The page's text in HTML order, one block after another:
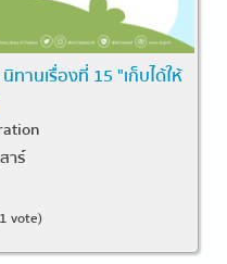
ทานเรื่องที่ 15 "เก็บได้ให้
าร์
vote)